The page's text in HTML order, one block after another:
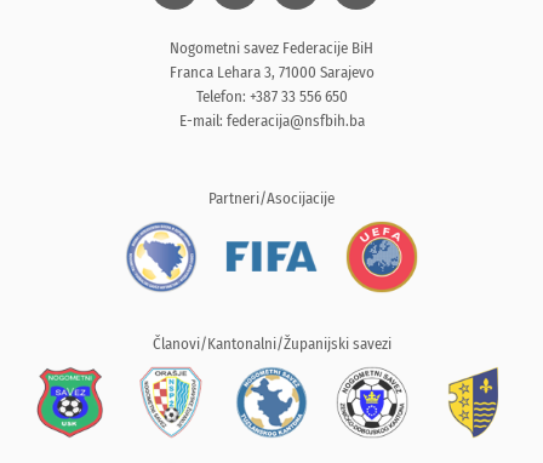
Nogometni savez Federacije BiH
Franca Lehara 3, 71000 Sarajevo
Telefon: +387 33 556 650
E-mail: federacija@nsfbih.ba
Partneri/Asocijacije
Članovi/Kantonalni/Županijski savezi